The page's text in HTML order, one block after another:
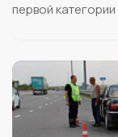
первой